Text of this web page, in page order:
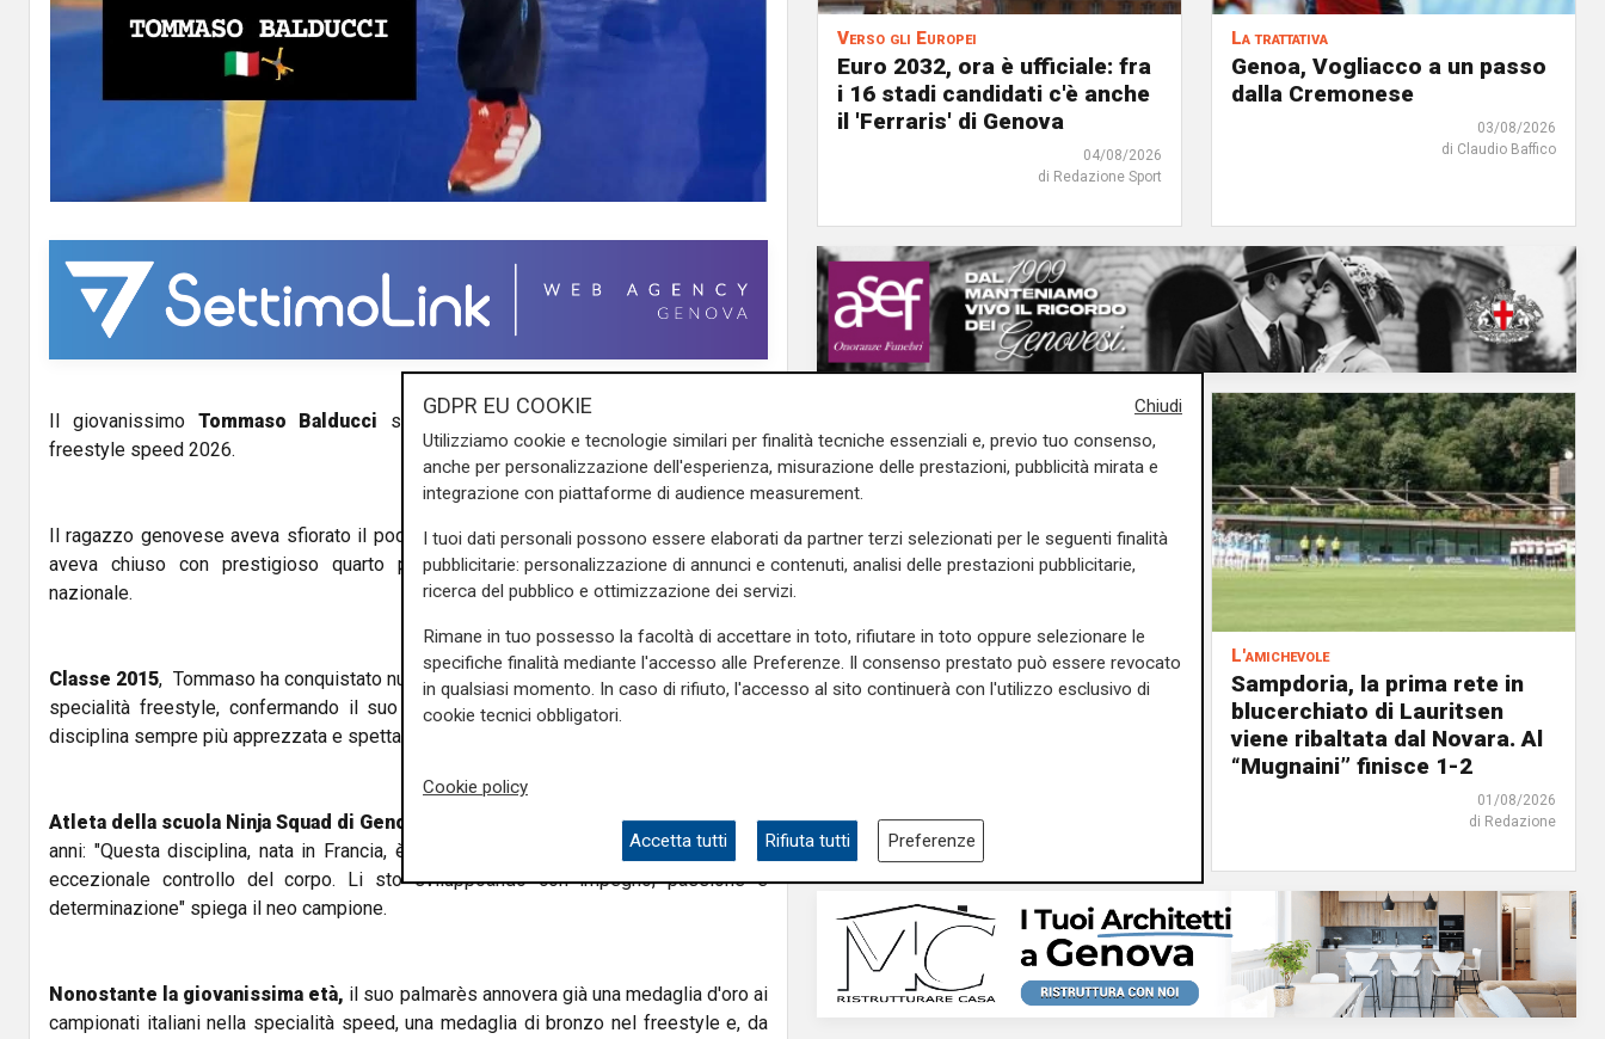
Il giovanissimo Tommaso Balducci si conferma campione italiano di parkour
freestyle speed 2026.
Il ragazzo genovese aveva sfiorato il podio ai campionati europei di Bratislava dove
aveva chiuso con prestigioso quarto posto. Adesso, la prestazione in chiave
nazionale.
Classe 2015, Tommaso ha conquistato nuovamente il titolo di campione Italiano nella
specialità freestyle, confermando il suo talento e la sua crescita costante in una
disciplina sempre più apprezzata e spettacolare.
Atleta della scuola Ninja Squad di Genova
, si è avvicinato al parkour all'età di soli 7
anni: "Questa disciplina, nata in Francia, è caratterizzata da salti, acrobazie e da un
eccezionale controllo del corpo. Li sto sviluppoando con impegno, passione e
determinazione" spiega il neo campione.
Nonostante la giovanissima età, il suo palmarès annovera già una medaglia d'oro ai
campionati italiani nella specialità speed, una medaglia di bronzo nel freestyle e, da
Verso gli Europei
Euro 2032, ora è ufficiale: fra
i 16 stadi candidati c'è anche
il 'Ferraris' di Genova
04/08/2026
di Redazione Sport
La trattativa
Genoa, Vogliacco a un passo
dalla Cremonese
03/08/2026
di Claudio Baffico
L'apertura
Chiavari ritrova la piscina
L'amichevole
Sampdoria, la prima rete in
blucerchiato di Lauritsen
viene ribaltata dal Novara. Al
“Mugnaini” finisce 1-2
01/08/2026
di Redazione
Chiudi
GDPR EU COOKIE
Utilizziamo cookie e tecnologie similari per finalità tecniche essenziali e, previo tuo consenso,
anche per personalizzazione dell'esperienza, misurazione delle prestazioni, pubblicità mirata e
integrazione con piattaforme di audience measurement.
I tuoi dati personali possono essere elaborati da partner terzi selezionati per le seguenti finalità
pubblicitarie: personalizzazione di annunci e contenuti, analisi delle prestazioni pubblicitarie,
ricerca del pubblico e ottimizzazione dei servizi.
Rimane in tuo possesso la facoltà di accettare in toto, rifiutare in toto oppure selezionare le
specifiche finalità mediante l'accesso alle Preferenze. Il consenso prestato può essere revocato
in qualsiasi momento. In caso di rifiuto, l'accesso al sito continuerà con l'utilizzo esclusivo di
cookie tecnici obbligatori.
Cookie policy
Accetta tutti Rifiuta tutti Preferenze